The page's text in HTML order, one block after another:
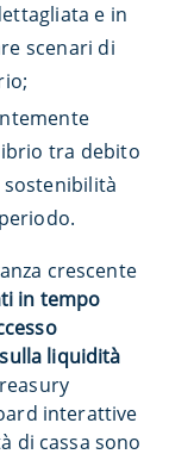
e in
scenari di
tra debito
crescente
in tempo
liquidità
interattive
di cassa sono